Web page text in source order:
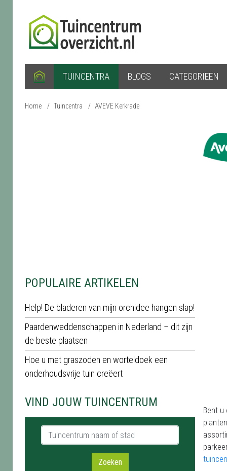
TUINCENTRA BLOGS CATEGORIEËN
Home / Tuincentra / AVEVE Kerkrade
POPULAIRE ARTIKELEN
Help! De bladeren van mijn orchidee hangen slap!
Paardenweddenschappen in Nederland – dit zijn
de beste plaatsen
Hoe u met graszoden en worteldoek een
onderhoudsvrije tuin creëert
VIND JOUW TUINCENTRUM
Tuincentrum naam of stad
Zoeken
Bent